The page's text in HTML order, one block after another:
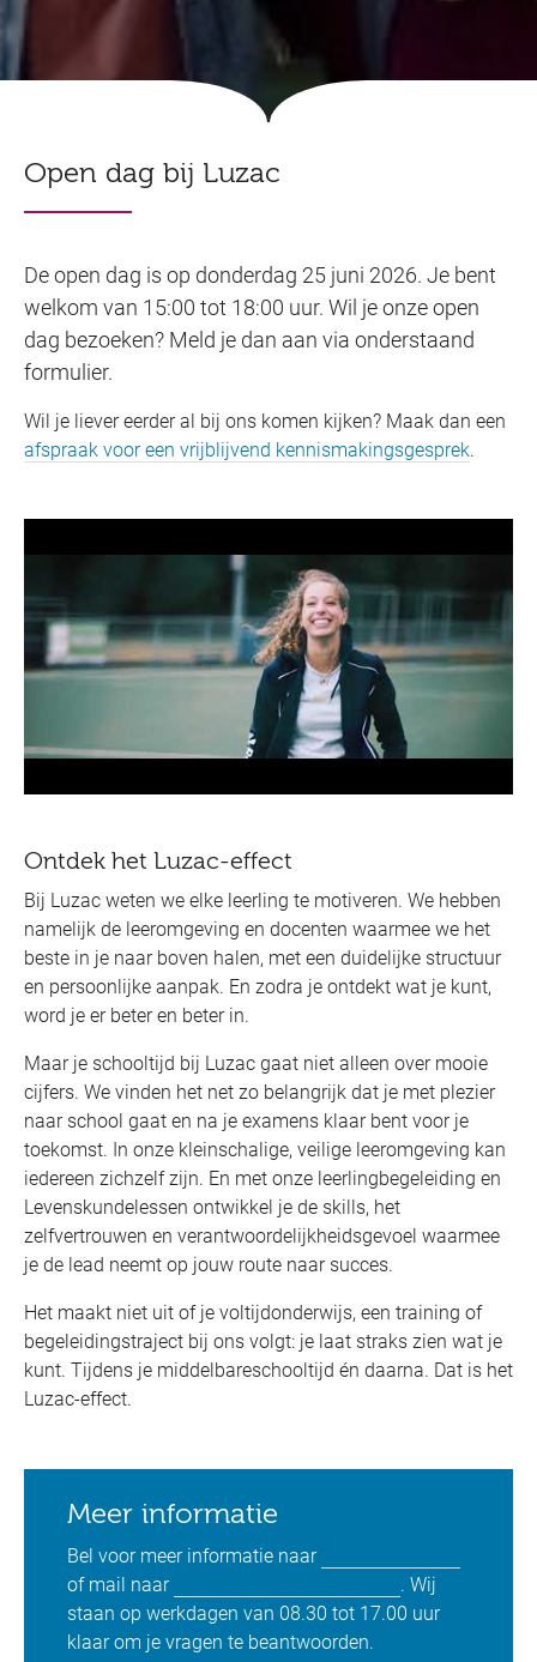
Open dag bij Luzac
De open dag is op donderdag 25 juni 2026. Je bent
welkom van 15:00 tot 18:00 uur. Wil je onze open
dag bezoeken? Meld je dan aan via onderstaand
formulier.
Wil je liever eerder al bij ons komen kijken? Maak dan een
afspraak voor een vrijblijvend kennismakingsgesprek.
Ontdek het Luzac-effect
Bij Luzac weten we elke leerling te motiveren. We hebben
namelijk de leeromgeving en docenten waarmee we het
beste in je naar boven halen, met een duidelijke structuur
en persoonlijke aanpak. En zodra je ontdekt wat je kunt,
word je er beter en beter in.
Maar je schooltijd bij Luzac gaat niet alleen over mooie
cijfers. We vinden het net zo belangrijk dat je met plezier
naar school gaat en na je examens klaar bent voor je
toekomst. In onze kleinschalige, veilige leeromgeving kan
iedereen zichzelf zijn. En met onze leerlingbegeleiding en
Levenskundelessen ontwikkel je de skills, het
zelfvertrouwen en verantwoordelijkheidsgevoel waarmee
je de lead neemt op jouw route naar succes.
Het maakt niet uit of je voltijdonderwijs, een training of
begeleidingstraject bij ons volgt: je laat straks zien wat je
kunt. Tijdens je middelbareschooltijd én daarna. Dat is het
Luzac-effect.
Meer informatie
Bel voor meer informatie naar
of mail naar
. Wij
staan op werkdagen van 08.30 tot 17.00 uur
klaar om je vragen te beantwoorden.